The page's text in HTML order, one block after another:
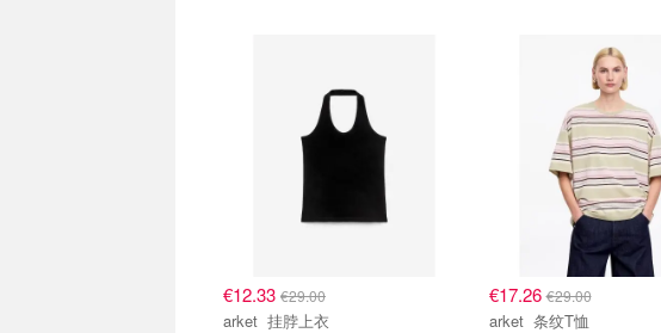
€12.33 €29.00
arket 挂脖上衣
€17.26€29.00
arket 条纹T恤